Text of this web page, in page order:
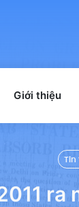
Giới thiệu
Tin
ra